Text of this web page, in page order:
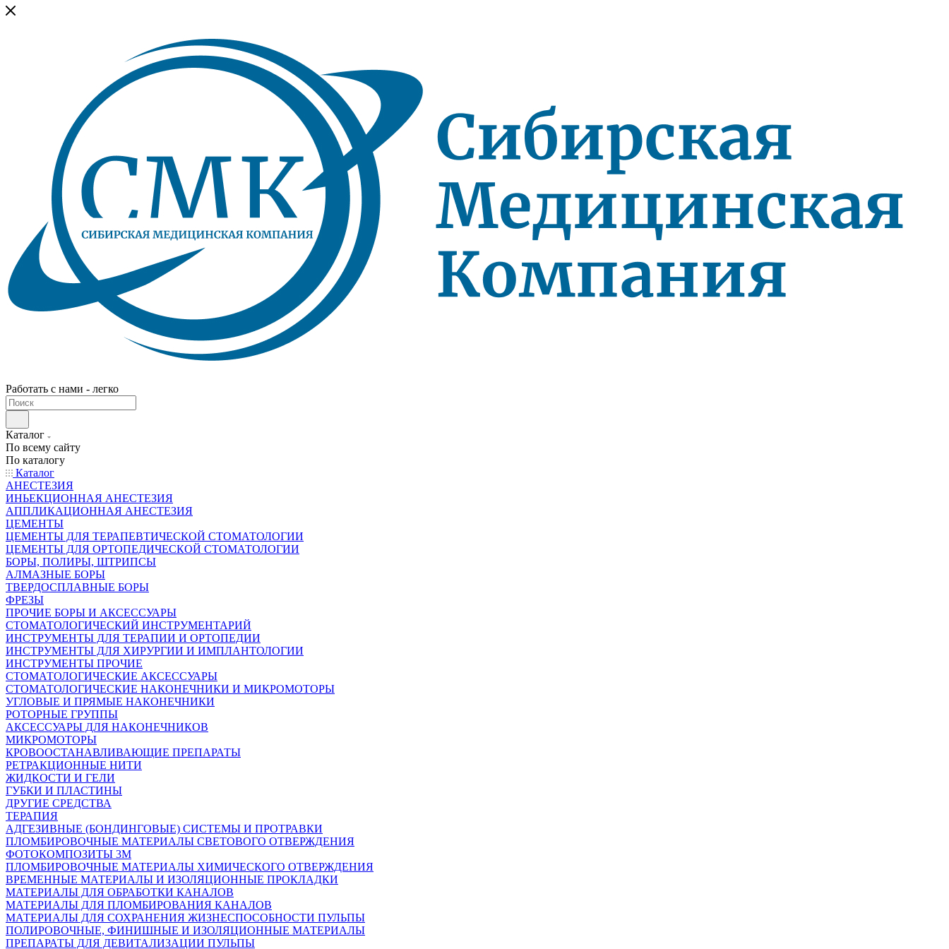
Работать с нами - легко
Каталог
По всему сайту
По каталогу
Каталог
АНЕСТЕЗИЯ
ИНЬЕКЦИОННАЯ АНЕСТЕЗИЯ
АППЛИКАЦИОННАЯ АНЕСТЕЗИЯ
ЦЕМЕНТЫ
ЦЕМЕНТЫ ДЛЯ ТЕРАПЕВТИЧЕСКОЙ СТОМАТОЛОГИИ
ЦЕМЕНТЫ ДЛЯ ОРТОПЕДИЧЕСКОЙ СТОМАТОЛОГИИ
БОРЫ, ПОЛИРЫ, ШТРИПСЫ
АЛМАЗНЫЕ БОРЫ
ТВЕРДОСПЛАВНЫЕ БОРЫ
ФРЕЗЫ
ПРОЧИЕ БОРЫ И АКСЕССУАРЫ
СТОМАТОЛОГИЧЕСКИЙ ИНСТРУМЕНТАРИЙ
ИНСТРУМЕНТЫ ДЛЯ ТЕРАПИИ И ОРТОПЕДИИ
ИНСТРУМЕНТЫ ДЛЯ ХИРУРГИИ И ИМПЛАНТОЛОГИИ
ИНСТРУМЕНТЫ ПРОЧИЕ
СТОМАТОЛОГИЧЕСКИЕ АКСЕССУАРЫ
СТОМАТОЛОГИЧЕСКИЕ НАКОНЕЧНИКИ И МИКРОМОТОРЫ
УГЛОВЫЕ И ПРЯМЫЕ НАКОНЕЧНИКИ
РОТОРНЫЕ ГРУППЫ
АКСЕССУАРЫ ДЛЯ НАКОНЕЧНИКОВ
МИКРОМОТОРЫ
КРОВООСТАНАВЛИВАЮЩИЕ ПРЕПАРАТЫ
РЕТРАКЦИОННЫЕ НИТИ
ЖИДКОСТИ И ГЕЛИ
ГУБКИ И ПЛАСТИНЫ
ДРУГИЕ СРЕДСТВА
ТЕРАПИЯ
АДГЕЗИВНЫЕ (БОНДИНГОВЫЕ) СИСТЕМЫ И ПРОТРАВКИ
ПЛОМБИРОВОЧНЫЕ МАТЕРИАЛЫ СВЕТОВОГО ОТВЕРЖДЕНИЯ
ФОТОКОМПОЗИТЫ 3М
ПЛОМБИРОВОЧНЫЕ МАТЕРИАЛЫ ХИМИЧЕСКОГО ОТВЕРЖДЕНИЯ
ВРЕМЕННЫЕ МАТЕРИАЛЫ И ИЗОЛЯЦИОННЫЕ ПРОКЛАДКИ
МАТЕРИАЛЫ ДЛЯ ОБРАБОТКИ КАНАЛОВ
МАТЕРИАЛЫ ДЛЯ ПЛОМБИРОВАНИЯ КАНАЛОВ
МАТЕРИАЛЫ ДЛЯ СОХРАНЕНИЯ ЖИЗНЕСПОСОБНОСТИ ПУЛЬПЫ
ПОЛИРОВОЧНЫЕ, ФИНИШНЫЕ И ИЗОЛЯЦИОННЫЕ МАТЕРИАЛЫ
ПРЕПАРАТЫ ДЛЯ ДЕВИТАЛИЗАЦИИ ПУЛЬПЫ